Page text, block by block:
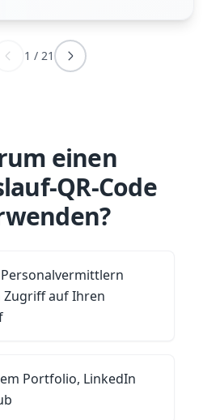
1 / 21
einen
QR-Code
Personalvermittlern
auf Ihren
Portfolio, LinkedIn